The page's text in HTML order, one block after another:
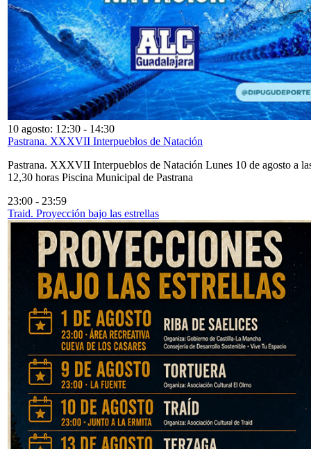
10 agosto: 12:30 - 14:30
Pastrana. XXXVII Interpueblos de Natación
Pastrana. XXXVII Interpueblos de Natación Lunes 10 de agosto a
12,30 horas Piscina Municipal de Pastrana
23:00 - 23:59
Traid. Proyección bajo las estrellas